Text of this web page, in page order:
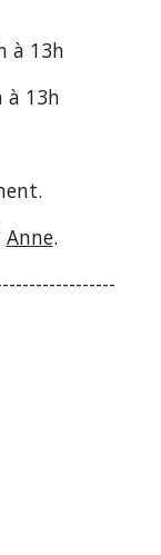
à 13h
à 13h
Anne.